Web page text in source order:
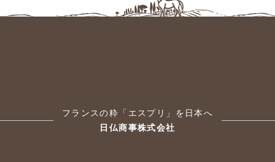
フランスの粋「エスプリ」を日本へ
日仏商事株式会社